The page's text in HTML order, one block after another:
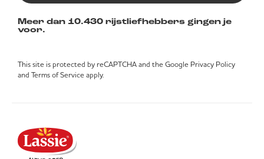
Meer dan 10.430 rijstliefhebbers gingen je
voor.
This site is protected by reCAPTCHA and the Google Privacy Policy
and Terms of Service apply.